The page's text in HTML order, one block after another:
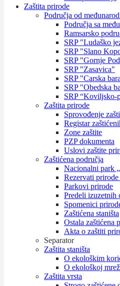
Zaštita prirode
Područja od
Područja sa
Ramsarsko
SRP "Ludaško
SRP "Slano
SRP "Gornje
SRP "Zasavica"
SRP "Carska
SRP "Obedska
SRP “Koviljsko-
Zaštita prirode
Sprovođenje
Registar
Zone zaštite
PZP dokumenta
Uslovi zaštite
Zaštićena područja
Nacionalni park
Rezervati
Parkovi prirode
Predeli izuzetnih
Spomenici
Zaštićena staništa
Ostala zaštićena
Akta o zaštiti
Separator
Zaštita staništa
O ekološkim
O ekološkoj
Zaštita vrsta